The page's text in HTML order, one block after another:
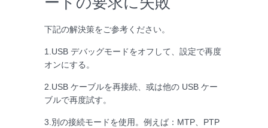
下記の解決策をご参考ください。
1.USB デバッグモードをオフして、設定で再度
オンにする。
2.USB ケーブルを再接続、或は他の USB ケー
ブルで再度試す。
3.別の接続モードを使用。例えば：MTP、PTP